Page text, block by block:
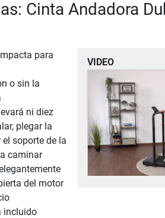
Cinta Andadora
VIDEO
para
o sin la
ni diez
plegar la
soporte de la
caminar
del motor
incluido